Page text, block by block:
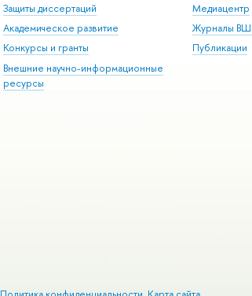
Защиты диссертаций
Академическое развитие
Конкурсы и гранты
Внешние научно-информационные
ресурсы
Медиацентр
Журналы
Публикации